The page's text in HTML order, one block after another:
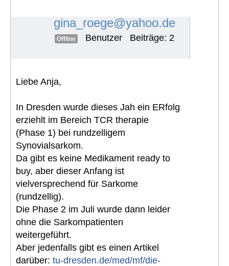
gina_roege@yahoo.de
Offline Benutzer Beiträge: 2
Liebe Anja,
In Dresden wurde dieses Jah ein ERfolg
erziehlt im Bereich TCR therapie
(Phase 1) bei rundzelligem
Synovialsarkom.
Da gibt es keine Medikament ready to
buy, aber dieser Anfang ist
vielversprechend für Sarkome
(rundzellig).
Die Phase 2 im Juli wurde dann leider
ohne die Sarkompatienten
weitergeführt.
Aber jedenfalls gibt es einen Artikel
darüber: tu-dresden.de/med/mf/die-